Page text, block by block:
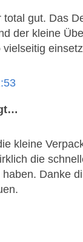
total gut. Das
der kleine
kleine
die
Danke